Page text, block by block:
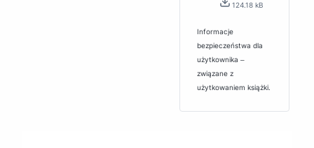
124.18 kB
Informacje
bezpieczeństwa dla
użytkownika ‒
związane z
użytkowaniem książki.